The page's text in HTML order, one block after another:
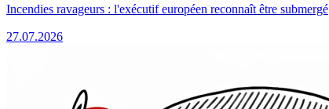
Incendies ravageurs : l'exécutif européen reconnaît être submergé
27.07.2026